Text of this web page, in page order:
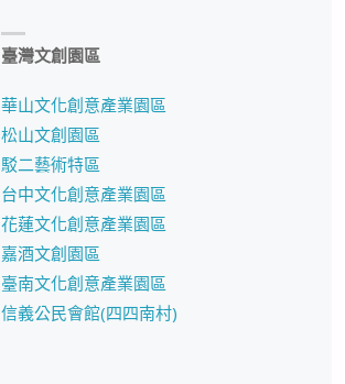
臺灣文創園區
華山文化創意產業園區
松山文創園區
駁二藝術特區
台中文化創意產業園區
花蓮文化創意產業園區
嘉酒文創園區
臺南文化創意產業園區
信義公民會館(四四南村)